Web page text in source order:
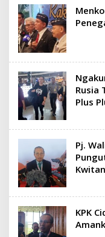
Rusia
Plus
Pj.
KPK